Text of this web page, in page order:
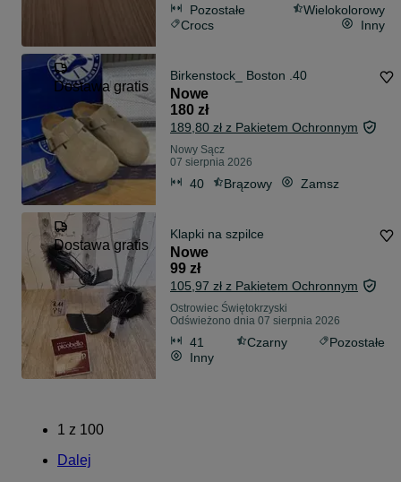
Pozostałe
Wielokolorowy
Crocs
Inny
Dostawa gratis
Birkenstock_ Boston .40
Nowe
180 zł
189,80 zł z Pakietem Ochronnym
Nowy Sącz
07 sierpnia 2026
40 Brązowy Zamsz
Dostawa gratis
Klapki na szpilce
Nowe
99 zł
105,97 zł z Pakietem Ochronnym
Ostrowiec Świętokrzyski
Odświeżono dnia 07 sierpnia 2026
41 Czarny
Pozostałe
Inny
1 z 100
Dalej